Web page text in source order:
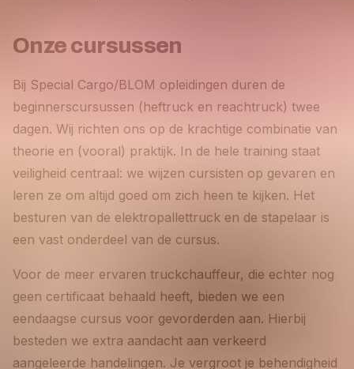
Onze cursussen
Bij Special Cargo/BLOM opleidingen duren de
beginnerscursussen (heftruck en reachtruck) twee
dagen. Wij richten ons op de krachtige combinatie van
theorie en (vooral) praktijk. In de hele training staat
veiligheid centraal: we wijzen cursisten op gevaren en
leren ze om altijd goed om zich heen te kijken. Het
besturen van de elektropallettruck en de stapelaar is
een vast onderdeel van de cursus.
Voor de meer ervaren truckchauffeur, die echter nog
geen certificaat behaald heeft, bieden we een
eendaagse cursus voor gevorderden aan. Hierbij
besteden we extra aandacht aan verkeerd
aangeleerde handelingen. Je vergroot je behendigheid